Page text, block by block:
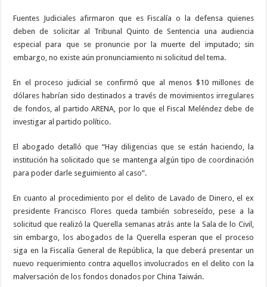
Fuentes Judiciales afirmaron que es Fiscalía o la defensa quienes
deben de solicitar al Tribunal Quinto de Sentencia una audiencia
especial para que se pronuncie por la muerte del imputado; sin
embargo, no existe aún pronunciamiento ni solicitud del tema.
En el proceso judicial se confirmó que al menos $10 millones de
dólares habrían sido destinados a través de movimientos irregulares
de fondos, al partido ARENA, por lo que el Fiscal Meléndez debe de
investigar al partido político.
El abogado detalló que “Hay diligencias que se están haciendo, la
institución ha solicitado que se mantenga algún tipo de coordinación
para poder darle seguimiento al caso”.
En cuanto al procedimiento por el delito de Lavado de Dinero, el ex
presidente Francisco Flores queda también sobreseído, pese a la
solicitud que realizó la Querella semanas atrás ante la Sala de lo Civil,
sin embargo, los abogados de la Querella esperan que el proceso
siga en la Fiscalía General de República, la que deberá presentar un
nuevo requerimiento contra aquellos involucrados en el delito con la
malversación de los fondos donados por China Taiwán.